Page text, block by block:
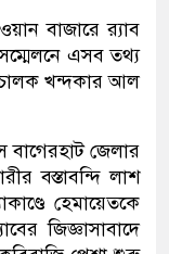
বাজারে র‌্যাব
এসব তথ্য
খন্দকার আল
বাগেরহাট জেলার
বস্তাবন্দি লাশ
হেমায়েতকে
জিজ্ঞাসাবাদে